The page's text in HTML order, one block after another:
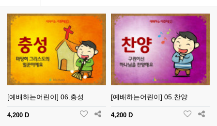
[예배하는어린이] 06.충성
4,200 D
[예배하는어린이] 05.찬양
4,200 D